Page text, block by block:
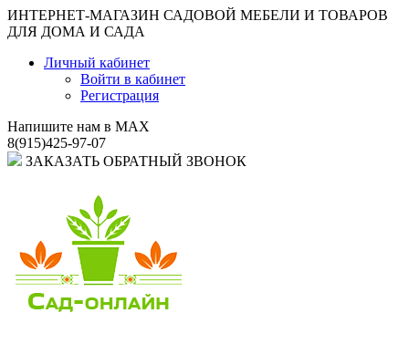
ИНТЕРНЕТ-МАГАЗИН САДОВОЙ МЕБЕЛИ И ТОВАРОВ
ДЛЯ ДОМА И САДА
Личный кабинет
Войти в кабинет
Регистрация
Напишите нам в MAX
8(915)425-97-07
ЗАКАЗАТЬ ОБРАТНЫЙ ЗВОНОК